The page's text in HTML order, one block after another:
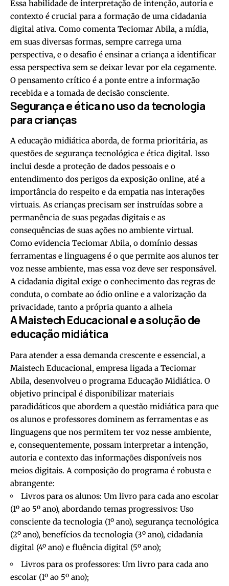
Essa habilidade de interpretação de intenção, autoria e
contexto é crucial para a formação de uma cidadania
digital ativa. Como comenta Teciomar Abila, a mídia,
em suas diversas formas, sempre carrega uma
perspectiva, e o desafio é ensinar a criança a identificar
essa perspectiva sem se deixar levar por ela cegamente.
O pensamento crítico é a ponte entre a informação
recebida e a tomada de decisão consciente.
Segurança e ética no uso da tecnologia
para crianças
A educação midiática aborda, de forma prioritária, as
questões de segurança tecnológica e ética digital. Isso
inclui desde a proteção de dados pessoais e o
entendimento dos perigos da exposição online, até a
importância do respeito e da empatia nas interações
virtuais. As crianças precisam ser instruídas sobre a
permanência de suas pegadas digitais e as
consequências de suas ações no ambiente virtual.
Como evidencia Teciomar Abila, o domínio dessas
ferramentas e linguagens é o que permite aos alunos ter
voz nesse ambiente, mas essa voz deve ser responsável.
A cidadania digital exige o conhecimento das regras de
conduta, o combate ao ódio online e a valorização da
privacidade, tanto a própria quanto a alheia
A Maistech Educacional e a solução de
educação midiática
Para atender a essa demanda crescente e essencial, a
Maistech Educacional, empresa ligada a Teciomar
Abila, desenvolveu o programa Educação Midiática. O
objetivo principal é disponibilizar materiais
paradidáticos que abordem a questão midiática para que
os alunos e professores dominem as ferramentas e as
linguagens que nos permitem ter voz nesse ambiente,
e, consequentemente, possam interpretar a intenção,
autoria e contexto das informações disponíveis nos
meios digitais. A composição do programa é robusta e
abrangente:
Livros para os alunos: Um livro para cada ano escolar
(1º ao 5º ano), abordando temas progressivos: Uso
consciente da tecnologia (1º ano), segurança tecnológica
(2º ano), benefícios da tecnologia (3º ano), cidadania
digital (4º ano) e fluência digital (5º ano);
Livros para os professores: Um livro para cada ano
escolar (1º ao 5º ano);